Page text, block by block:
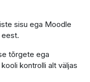
sisu ega Moodle
tõrgete ega
kontrolli alt väljas